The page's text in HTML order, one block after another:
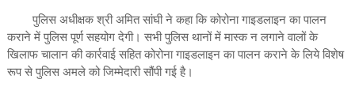
पुलिस अधीक्षक श्री अमित सांघी ने कहा कि कोरोना गाइडलाइन का पालन
कराने में पुलिस पूर्ण सहयोग देगी। सभी पुलिस थानों में मास्क न लगाने वालों के
खिलाफ चालान की कार्रवाई सहित कोरोना गाइडलाइन का पालन कराने के लिये विशेष
रूप से पुलिस अमले को जिम्मेदारी सौंपी गई है।